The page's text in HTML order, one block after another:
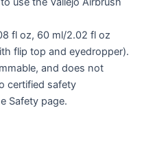
fl oz, 60 ml/2.02 fl oz
flip top and eyedropper).
and does not
certified safety
Safety page.